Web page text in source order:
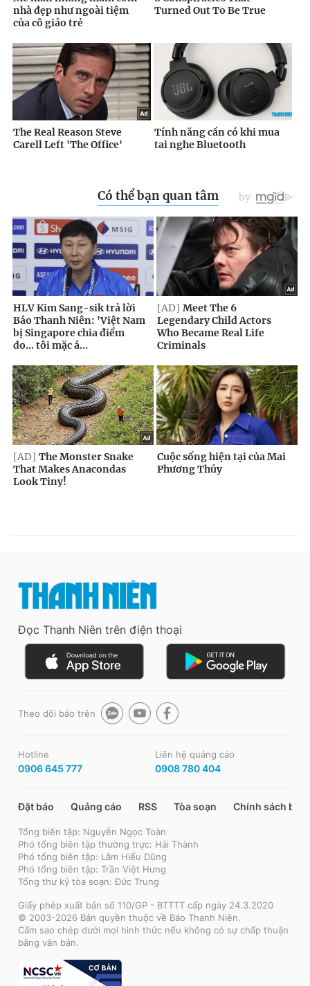
Đọc Thanh Niên trên điện thoại
Theo dõi báo trên
Hotline
0906 645 777
Liên hệ quảng cáo
0908 780 404
Đặt báo Quảng cáo RSS Tòa soạn Chính sách bảo
Tổng biên tập: Nguyễn Ngọc Toàn
Phó tổng biên tập thường trực: Hải Thành
Phó tổng biên tập: Lâm Hiếu Dũng
Phó tổng biên tập: Trần Việt Hưng
Tổng thư ký tòa soạn: Đức Trung
Giấy phép xuất bản số 110/GP - BTTTT cấp ngày 24.3.2020
© 2003-2026 Bản quyền thuộc về Báo Thanh Niên.
Cấm sao chép dưới mọi hình thức nếu không có sự chấp thuận
bằng văn bản.